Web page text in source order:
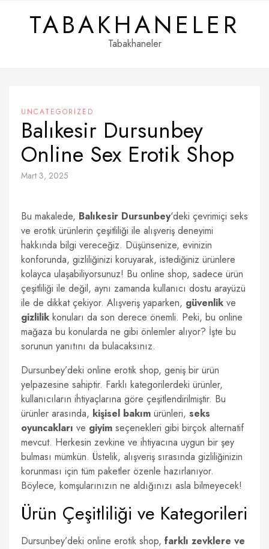
TABAKHANELER
Tabakhaneler
UNCATEGORIZED
Balıkesir Dursunbey
Online Sex Erotik Shop
Mart 3, 2025
Bu makalede, Balıkesir Dursunbey‘deki çevrimiçi seks
ve erotik ürünlerin çeşitliliği ile alışveriş deneyimi
hakkında bilgi vereceğiz. Düşünsenize, evinizin
konforunda, gizliliğinizi koruyarak, istediğiniz ürünlere
kolayca ulaşabiliyorsunuz! Bu online shop, sadece ürün
çeşitliliği ile değil, aynı zamanda kullanıcı dostu arayüzü
ile de dikkat çekiyor. Alışveriş yaparken, güvenlik ve
gizlilik konuları da son derece önemli. Peki, bu online
mağaza bu konularda ne gibi önlemler alıyor? İşte bu
sorunun yanıtını da bulacaksınız.
Dursunbey’deki online erotik shop, geniş bir ürün
yelpazesine sahiptir. Farklı kategorilerdeki ürünler,
kullanıcıların ihtiyaçlarına göre çeşitlendirilmiştir. Bu
ürünler arasında, kişisel bakım ürünleri, seks
oyuncakları ve giyim seçenekleri gibi birçok alternatif
mevcut. Herkesin zevkine ve ihtiyacına uygun bir şey
bulması mümkün. Üstelik, alışveriş sırasında gizliliğinizin
korunması için tüm paketler özenle hazırlanıyor.
Böylece, komşularınızın ne aldığınızı asla bilmeyecek!
Ürün Çeşitliliği ve Kategorileri
Dursunbey’deki online erotik shop, farklı zevklere ve